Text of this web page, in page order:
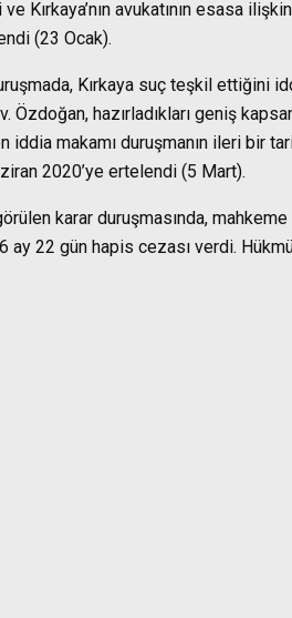
ve Kırkaya’nın avukatının esasa
(23 Ocak).
Kırkaya suç teşkil ettiğini
Özdoğan, hazırladıkları geniş
iddia makamı duruşmanın ileri bir
2020’ye ertelendi (5 Mart).
karar duruşmasında,
ay 22 gün hapis cezası verdi.